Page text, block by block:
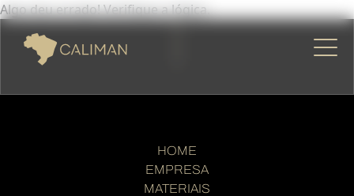
Algo deu errado! Verifique a lógica.
HOME
EMPRESA
MATERIAIS